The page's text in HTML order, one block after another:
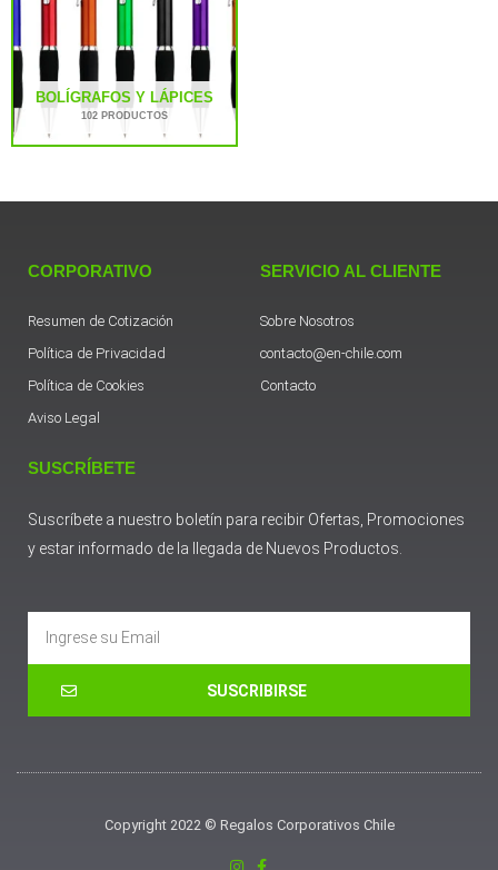
BOLÍGRAFOS Y LÁPICES
102 PRODUCTOS
CORPORATIVO
Resumen de Cotización
Política de Privacidad
Política de Cookies
Aviso Legal
SERVICIO AL CLIENTE
Sobre Nosotros
contacto@en-chile.com
Contacto
SUSCRÍBETE
Suscríbete a nuestro boletín para recibir Ofertas, Promociones
y estar informado de la llegada de Nuevos Productos.
SUSCRIBIRSE
Copyright 2022 © Regalos Corporativos Chile
I
F